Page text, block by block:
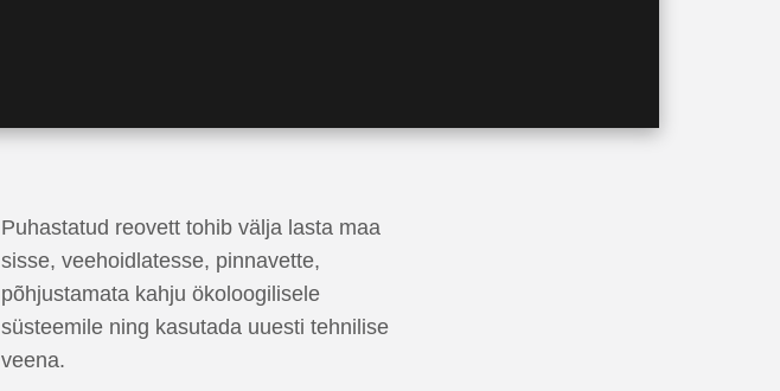
Puhastatud reovett tohib välja lasta maa
sisse, veehoidlatesse, pinnavette,
põhjustamata kahju ökoloogilisele
süsteemile ning kasutada uuesti tehnilise
veena.